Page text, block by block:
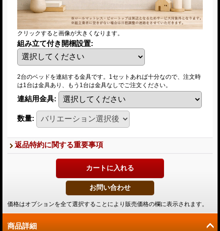
クリックすると画像が大きくなります。
組み立て付き開梱設置:
2台のベッドを連結する金具です。1セットあれば十分なので、注文時
は1台は金具あり、もう1台は金具なしでご注文ください。
連結用金具:
数量:
返品特約に関する重要事項
価格はオプションを全て選択することにより販売価格の欄に表示されます。
商品詳細